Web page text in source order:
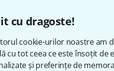
cu dragoste!
cookie-urilor noastre am
cu tot ceea ce este însoțit de
și preferințe de
20+